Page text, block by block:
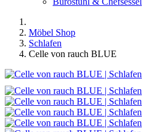
Möbel Shop
Schlafen
Celle von rauch BLUE